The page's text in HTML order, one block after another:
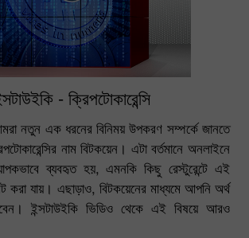
- ক্রিপটোকারেন্সি
নতুন এক ধরনের বিনিময় উপকরণ সম্পর্কে জানতে
নাম বিটকয়েন। এটা বর্তমানে অনলাইনে
ব্যবহৃত হয়, এমনকি কিছু রেস্টুরেন্টে এই
করা যায়। এছাড়াও, বিটকয়েনের মাধ্যমে আপনি অর্থ
ইন্সটাউইকি ভিডিও থেকে এই বিষয়ে আরও